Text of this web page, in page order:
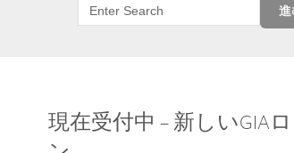
現在受付中 – 新しいGIA